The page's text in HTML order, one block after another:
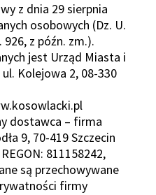
z dnia 29 sierpnia
osobowych (Dz. U.
926, z późn. zm.).
jest Urząd Miasta i
Kolejowa 2, 08-330
dostawca – firma
9, 70-419 Szczecin
811158242,
są przechowywane
firmy